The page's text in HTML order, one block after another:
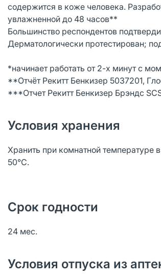
содержится в коже человека.
увлажненной до 48 часов**
Большинство респондентов
Дерматологически протестирован;
*начинает работать от 2-х минут c
**Отчёт Рекитт Бенкизер 5037201,
***Отчет Рекитт Бенкизер Брэндс
Условия хранения
Хранить при комнатной температуре
50°C.
Срок годности
24 мес.
Условия отпуска из